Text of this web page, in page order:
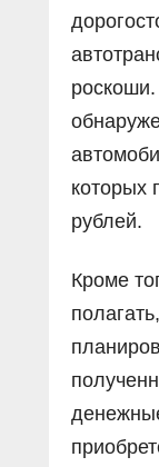
которых
рублей.
Кроме